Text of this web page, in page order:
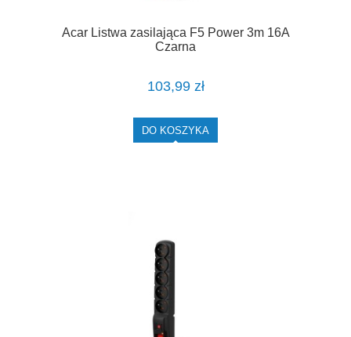
Acar Listwa zasilająca F5 Power 3m 16A
Czarna
103,99 zł
DO KOSZYKA